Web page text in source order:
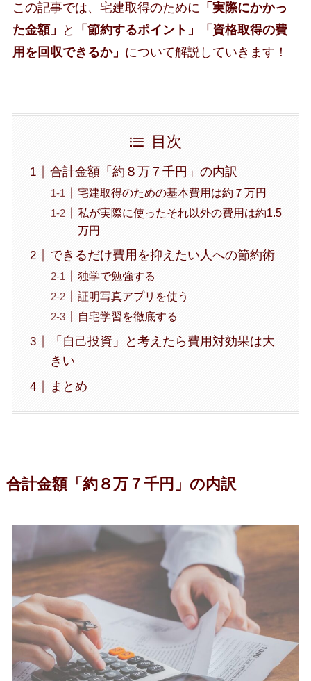
この記事では、宅建取得のために 「実際にかかっ
た金額」
と
「節約するポイント」「資格取得の費
用を回収できるか」 について解説していきます！
目次
合計金額「約８万７千円」の内訳
宅建取得のための基本費用は約７万円
私が実際に使ったそれ以外の費用は約1.5
万円
できるだけ費用を抑えたい人への節約術
独学で勉強する
証明写真アプリを使う
自宅学習を徹底する
「自己投資」と考えたら費用対効果は大
きい
まとめ
合計金額「約８万７千円」の内訳